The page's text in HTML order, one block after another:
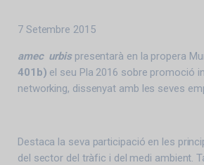
7 Setembre 2015
amec urbispresentarà en la propera
401b) el seu Pla 2016 sobre promoció
networking, dissenyat amb les seves
Destaca la seva participació en les
del sector del tràfic i del medi ambient.